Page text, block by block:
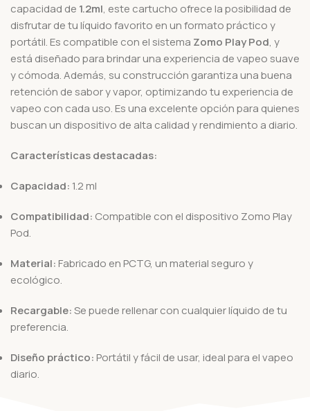
capacidad de 1.2ml, este cartucho ofrece la posibilidad de
disfrutar de tu líquido favorito en un formato práctico y
portátil. Es compatible con el sistema Zomo Play Pod, y
está diseñado para brindar una experiencia de vapeo suave
y cómoda. Además, su construcción garantiza una buena
retención de sabor y vapor, optimizando tu experiencia de
vapeo con cada uso. Es una excelente opción para quienes
buscan un dispositivo de alta calidad y rendimiento a diario.
Características destacadas:
Capacidad: 1.2 ml
Compatibilidad: Compatible con el dispositivo Zomo Play
Pod.
Material: Fabricado en PCTG, un material seguro y
ecológico.
Recargable:Se puede rellenar con cualquier líquido de tu
preferencia.
Diseño práctico: Portátil y fácil de usar, ideal para el vapeo
diario.